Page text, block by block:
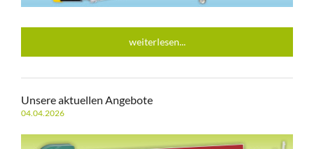
weiterlesen...
Unsere aktuellen Angebote
04.04.2026